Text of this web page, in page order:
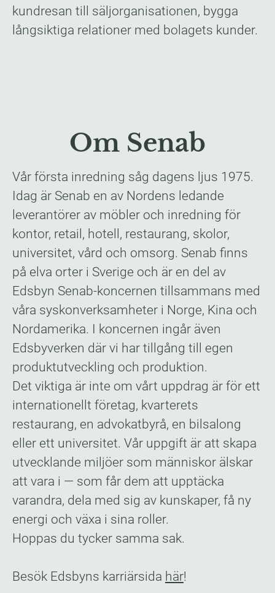
kundresan till säljorganisationen, bygga
långsiktiga relationer med bolagets kunder.
Om Senab
Vår första inredning såg dagens ljus 1975.
Idag är Senab en av Nordens ledande
leverantörer av möbler och inredning för
kontor, retail, hotell, restaurang, skolor,
universitet, vård och omsorg. Senab finns
på elva orter i Sverige och är en del av
Edsbyn Senab-koncernen tillsammans med
våra syskonverksamheter i Norge, Kina och
Nordamerika. I koncernen ingår även
Edsbyverken där vi har tillgång till egen
produktutveckling och produktion.
Det viktiga är inte om vårt uppdrag är för ett
internationellt företag, kvarterets
restaurang, en advokatbyrå, en bilsalong
eller ett universitet. Vår uppgift är att skapa
utvecklande miljöer som människor älskar
att vara i — som får dem att upptäcka
varandra, dela med sig av kunskaper, få ny
energi och växa i sina roller.
Hoppas du tycker samma sak.
Besök Edsbyns karriärsida här​!